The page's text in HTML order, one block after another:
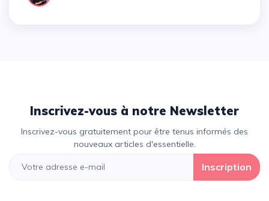
Inscrivez-vous à notre Newsletter
Inscrivez-vous gratuitement pour être tenus informés des
nouveaux articles d'essentielle.
Inscription